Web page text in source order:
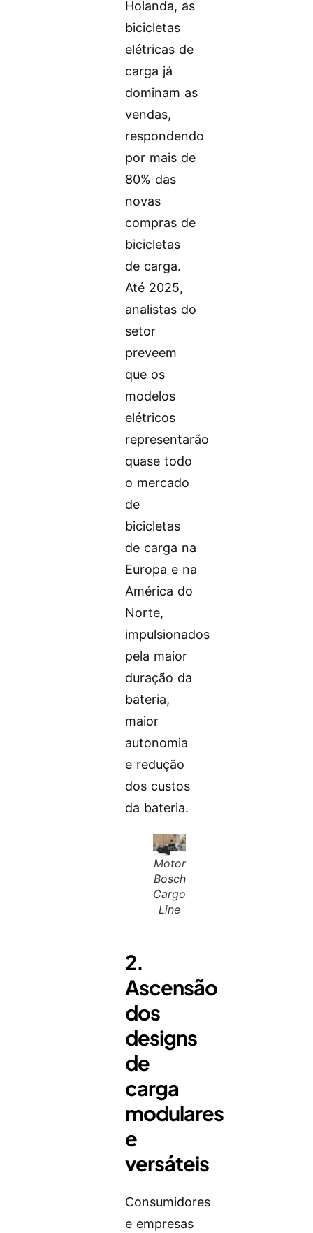
Holanda, as
bicicletas
elétricas de
carga já
dominam as
vendas,
respondendo
por mais de
80% das
novas
compras de
bicicletas
de carga.
Até 2025,
analistas do
setor
preveem
que os
modelos
elétricos
representarão
quase todo
o mercado
de
bicicletas
de carga na
Europa e na
América do
Norte,
impulsionados
pela maior
duração da
bateria,
maior
autonomia
e redução
dos custos
da bateria.
Motor
Bosch
Cargo
Line
2.
Ascensão
dos
designs
de
carga
modulares
e
versáteis
Consumidores
e empresas